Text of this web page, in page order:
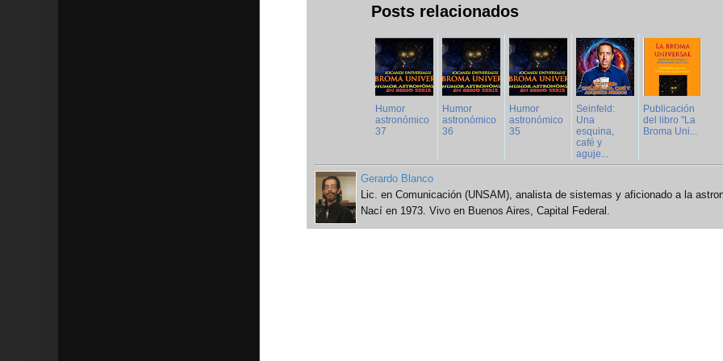
Posts relacionados
Humor
astronómico
37
Humor
astronómico
36
Humor
astronómico
35
Seinfeld:
Una
esquina,
café y
aguje...
Publicación
del libro "La
Broma Uni...
Gerardo Blanco
Lic. en Comunicación (UNSAM), analista de sistemas y aficionado a la
Nací en 1973. Vivo en Buenos Aires, Capital Federal.